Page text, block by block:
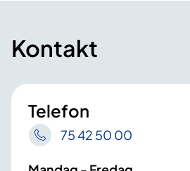
Kontakt
Telefon
75 42 50 00